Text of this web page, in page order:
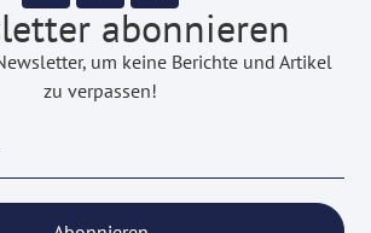
abonnieren
um keine Berichte und Artikel
zu verpassen!